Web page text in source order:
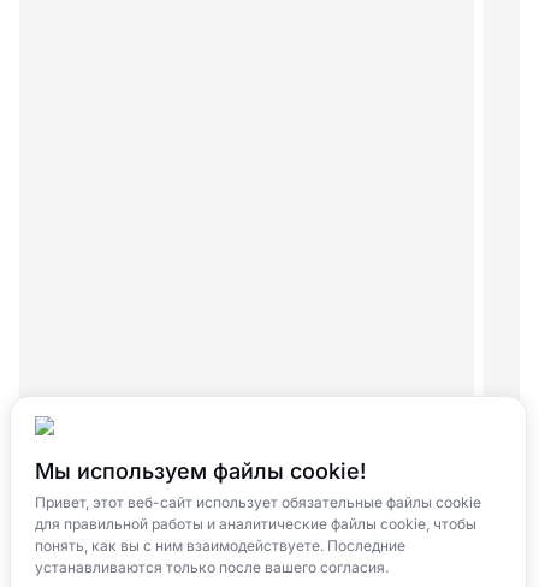
Мы используем файлы cookie!
Привет, этот веб-сайт использует обязательные файлы cookie
для правильной работы и аналитические файлы cookie, чтобы
понять, как вы с ним взаимодействуете. Последние
устанавливаются только после вашего согласия.